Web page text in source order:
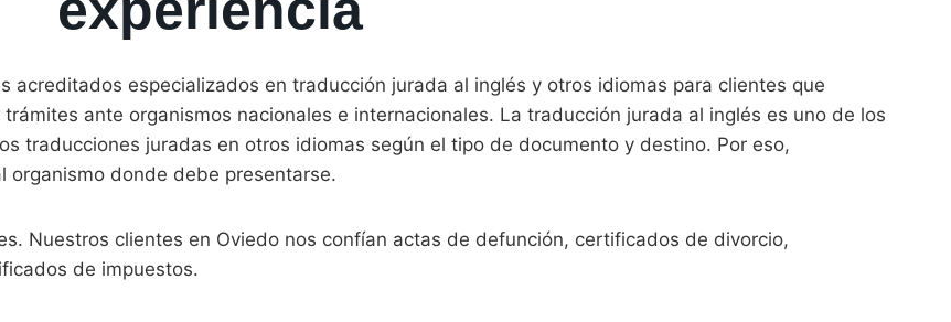
acreditados especializados en traducción jurada al inglés y otros idiomas para clientes que
ante organismos nacionales e internacionales. La traducción jurada al inglés es uno de los
traducciones juradas en otros idiomas según el tipo de documento y destino. Por eso,
organismo donde debe presentarse.
Nuestros clientes en Oviedo nos confían actas de defunción, certificados de divorcio,
de impuestos.